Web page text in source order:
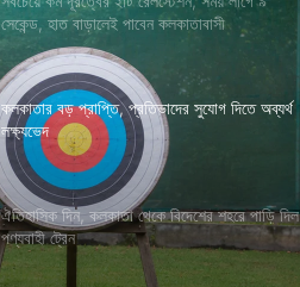
সেকেন্ড, হাত বাড়ালেই পাবেন কলকাতাবাসী
কলকাতার বড় প্রাপ্তি, প্রতিভাদের সুযোগ দিতে অব্যর্থ
লক্ষ্যভেদ
ঐতিহাসিক দিন, কলকাতা থেকে বিদেশের শহরে পাড়ি দিল
পণ্যবাহী ট্রেন